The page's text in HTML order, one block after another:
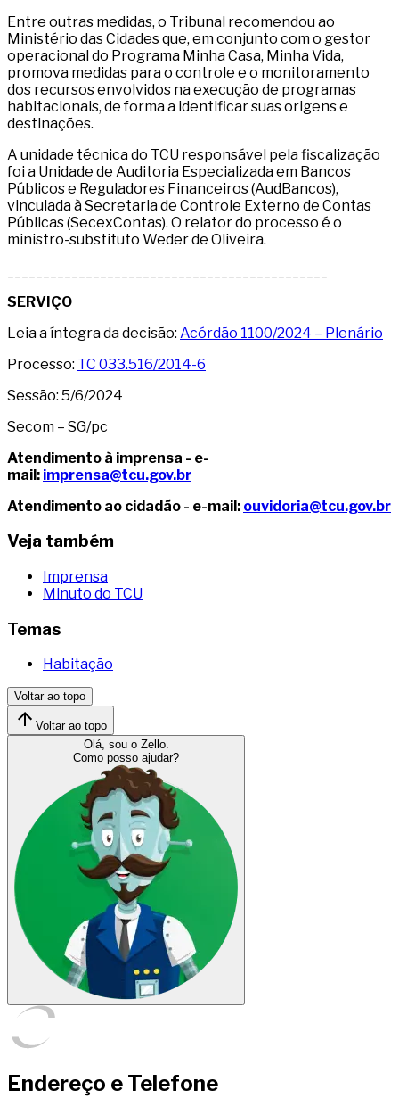
Entre outras medidas, o Tribunal recomendou ao
Ministério das Cidades que, em conjunto com o gestor
operacional do Programa Minha Casa, Minha Vida,
promova medidas para o controle e o monitoramento
dos recursos envolvidos na execução de programas
habitacionais, de forma a identificar suas origens e
destinações.
A unidade técnica do TCU responsável pela fiscalização
foi a Unidade de Auditoria Especializada em Bancos
Públicos e Reguladores Financeiros (AudBancos),
vinculada à Secretaria de Controle Externo de Contas
Públicas (SecexContas). O relator do processo é o
ministro-substituto Weder de Oliveira.
SERVIÇO
Leia a íntegra da decisão: Acórdão 1100/2024 – Plenário
Processo: TC 033.516/2014-6
Sessão: 5/6/2024
Secom – SG/pc
Atendimento à imprensa - e-
mail: imprensa@tcu.gov.br
Atendimento ao cidadão - e-mail: ouvidoria@tcu.gov.br
Veja também
Imprensa
Minuto do TCU
Temas
Habitação
Voltar ao topo
Voltar ao topo
Olá, sou o Zello.
Como posso ajudar?
Endereço e Telefone